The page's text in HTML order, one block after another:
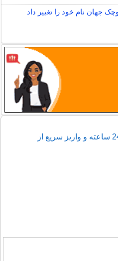
جهان نام خود را تغییر داد
خرید یوسی پابجی با پشتیبانی 24 ساعته و واریز سریع از